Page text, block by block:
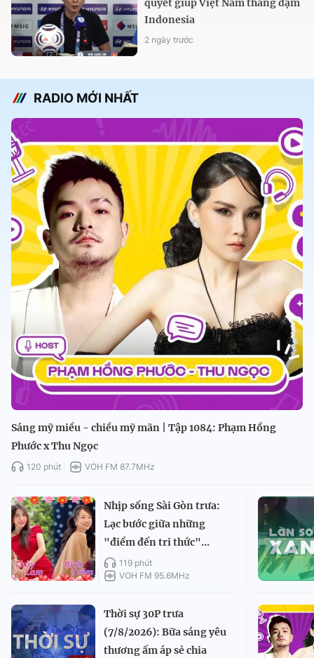
quyết giúp Việt Nam thắng đậm
Indonesia
2 ngày trước
RADIO MỚI NHẤT
Sáng mỹ miều - chiều mỹ mãn | Tập 1084: Phạm Hồng
Phước x Thu Ngọc
120 phút VOH FM 87.7MHz
Nhịp sống Sài Gòn trưa:
Lạc bước giữa những
"điểm đến tri thức"...
119 phút
VOH FM 95.6MHz
Thời sự 30P trưa
(7/8/2026): Bữa sáng yêu
thương ấm áp sẻ chia